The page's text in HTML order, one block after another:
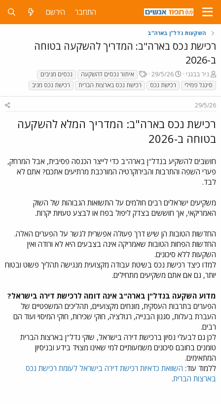
התחבר הירשם
השקעות נדל"ן בארה"ב
רכישת נכס בארה"ב: המדריך להשקעה בטוחה
ב-2026
פ
ו
ת
ה
ו
ש
א
ניר בבגני
פ
ו
ר
ת
א
ר
ך
29/5/26
T
a
g
איתור נכסים להשקעה
נכסים מניבים
סינגל פמילי
רכישת נכס רכישת נכס בארצות הברית רכישת נכס מניב
29/5/26
רכישת נכס בארה"ב: המדריך המלא להשקעה
בטוחה ב-2026
חושבים להשקיע בנדל"ן בארה"ב כדי לייצר הכנסה פסיבית, אבל המרחק,
פערי השפה והתרבות והבירוקרטיה המורכבת מרתיעים אתכם? אתם לא
לבד.
משקיעים ישראלים רבים חולמים על התשואות הגבוהות של השוק
האמריקאי, אך חוששים בצדק ליפול בפח או לבצע טעויות יקרות.
החדשות הטובות הן שיש דרך פעולה אפשרית לגשר על הפערים האלה.
החדשות הפחות הטובות שאמריקה אינה בצבעים היא לא ורודה ואין
השקעות ללא סיכונים.
למדו כיצד רכישת נכס בשיטת עבודה מקצועית מנגישה תהליך פשוט ובטוח
יותר, גם אם אתם משקיעים מתחילים.
מדוע השקעה בנדל"ן בארה"ב אינה דומה לרכישת דירה בישראל?
הפערים בתרבות העסקית, מונחים מקצועיים, תהליכים המשפטיים של
העברת בעלות, סגנון הבנייה, רגולציה, חוקי שכירות, חוקי המיסוי ועוד הם
רבים.
לכן גם לבעלי נסיון ברכישת דירה בישראל, שוקי נדל"ן בארצות הברית
טומנים בחובם סיכונים משמעותיים למי שאינו מצויד בידע ובניסיון
המתאימים.
ללמוד עוד: השוואת כדאיות רכישת דירה בישראל לעומת רכישת נכס
בארצות הברית.